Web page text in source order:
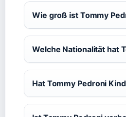
Wie groß ist Tommy
Welche Nationalität hat
Hat Tommy Pedroni